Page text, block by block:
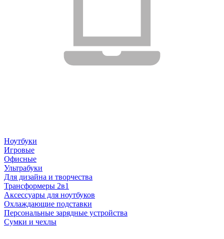
Ноутбуки
Игровые
Офисные
Ультрабуки
Для дизайна и творчества
Трансформеры 2в1
Аксессуары для ноутбуков
Охлаждающие подставки
Персональные зарядные устройства
Сумки и чехлы